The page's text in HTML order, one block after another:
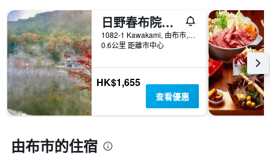
日野春布院溫泉日式旅館
1082-1 Kawakami, 由布市, 日本
0.6公里 距離市中心
HK$1,655
查看優惠
由布市的住宿